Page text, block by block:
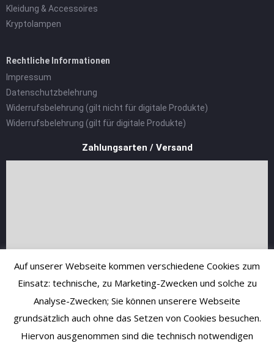
Kleidung & Accessoires
Kryptolampen
Rechtliche Informationen
Impressum
Datenschutzbelehrung
Widerrufsbelehrung (gilt nicht für digitale Produkte)
Widerrufsbelehrung (gilt für digitale Produkte)
Zahlungsarten / Versand
Auf unserer Webseite kommen verschiedene Cookies zum
Einsatz: technische, zu Marketing-Zwecken und solche zu
Analyse-Zwecken; Sie können unserere Webseite
grundsätzlich auch ohne das Setzen von Cookies besuchen.
Hiervon ausgenommen sind die technisch notwendigen